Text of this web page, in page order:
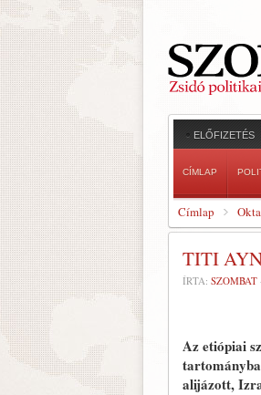
ELŐFIZETÉS
CÍMLAP
Címlap
TITI
ÍRTA: SZOMBAT
Az etiópiai
alijázott,